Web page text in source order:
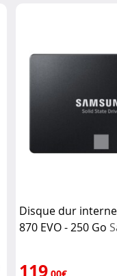
Disque dur interne
870 EVO - 250 Go
119 ,00€